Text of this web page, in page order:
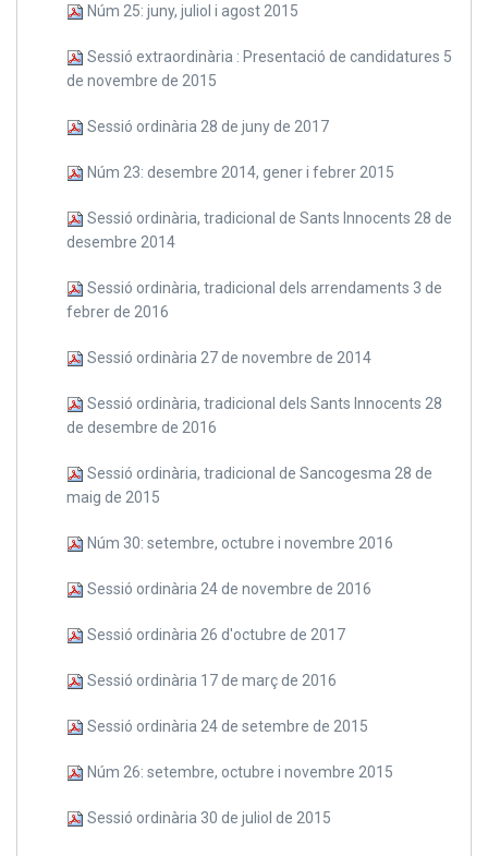
Núm 25: juny, juliol i agost 2015
Sessió extraordinària : Presentació de candidatures 5
de novembre de 2015
Sessió ordinària 28 de juny de 2017
Núm 23: desembre 2014, gener i febrer 2015
Sessió ordinària, tradicional de Sants Innocents 28 de
desembre 2014
Sessió ordinària, tradicional dels arrendaments 3 de
febrer de 2016
Sessió ordinària 27 de novembre de 2014
Sessió ordinària, tradicional dels Sants Innocents 28
de desembre de 2016
Sessió ordinària, tradicional de Sancogesma 28 de
maig de 2015
Núm 30: setembre, octubre i novembre 2016
Sessió ordinària 24 de novembre de 2016
Sessió ordinària 26 d'octubre de 2017
Sessió ordinària 17 de març de 2016
Sessió ordinària 24 de setembre de 2015
Núm 26: setembre, octubre i novembre 2015
Sessió ordinària 30 de juliol de 2015